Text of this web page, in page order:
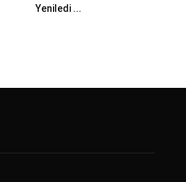
Yeniledi ...